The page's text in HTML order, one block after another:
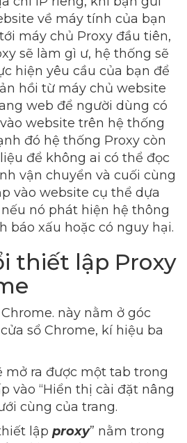
về máy tính của bạn
máy chủ Proxy đầu tiên,
sẽ làm gì ư, hệ thống sẽ
hiện yêu cầu của bạn để
hồi từ máy chủ website
web để người dùng có
website trên hệ thống
đó hệ thống Proxy còn
để không ai có thể đọc
vận chuyển và cuối cùng
vào website cụ thể dựa
nó phát hiện hệ thông
báo xấu hoặc có nguy hại.
thiết lập Proxy
này nằm ở góc
sổ Chrome, kí hiệu ba
mở ra được một tab trong
vào “Hiển thị cài đặt nâng
cùng của trang.
lập proxy” nằm trong